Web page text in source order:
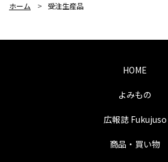
ホーム > 受注生産品
HOME
よみもの
広報誌 Fukujuso
商品・買い物